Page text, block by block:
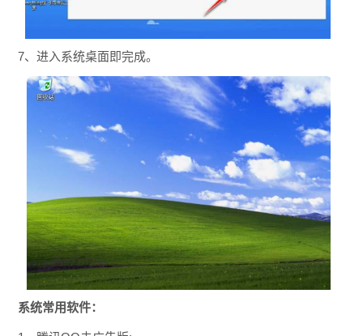
7、进入系统桌面即完成。
系统常用软件：